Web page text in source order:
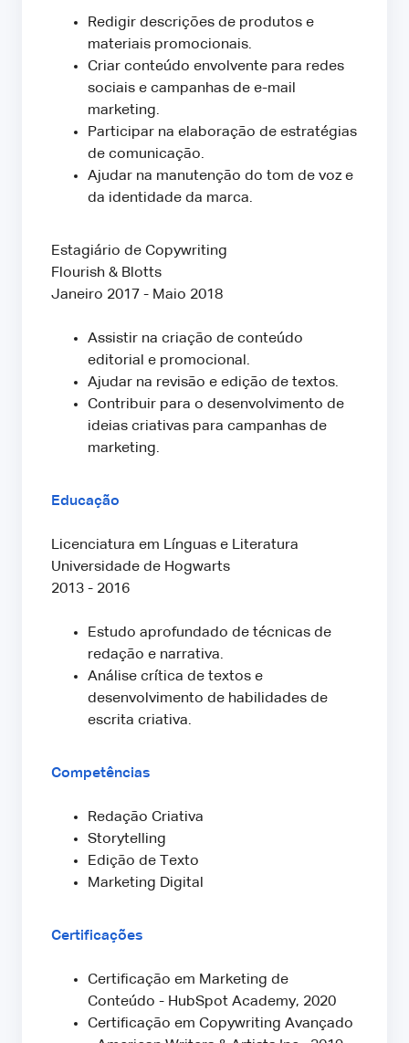
Redigir descrições de produtos e
materiais promocionais.
Criar conteúdo envolvente para redes
sociais e campanhas de e-mail
marketing.
Participar na elaboração de estratégias
de comunicação.
Ajudar na manutenção do tom de voz e
da identidade da marca.
Estagiário de Copywriting
Flourish & Blotts
Janeiro 2017 - Maio 2018
Assistir na criação de conteúdo
editorial e promocional.
Ajudar na revisão e edição de textos.
Contribuir para o desenvolvimento de
ideias criativas para campanhas de
marketing.
Educação
Licenciatura em Línguas e Literatura
Universidade de Hogwarts
2013 - 2016
Estudo aprofundado de técnicas de
redação e narrativa.
Análise crítica de textos e
desenvolvimento de habilidades de
escrita criativa.
Competências
Redação Criativa
Storytelling
Edição de Texto
Marketing Digital
Certificações
Certificação em Marketing de
Conteúdo - HubSpot Academy, 2020
Certificação em Copywriting Avançado